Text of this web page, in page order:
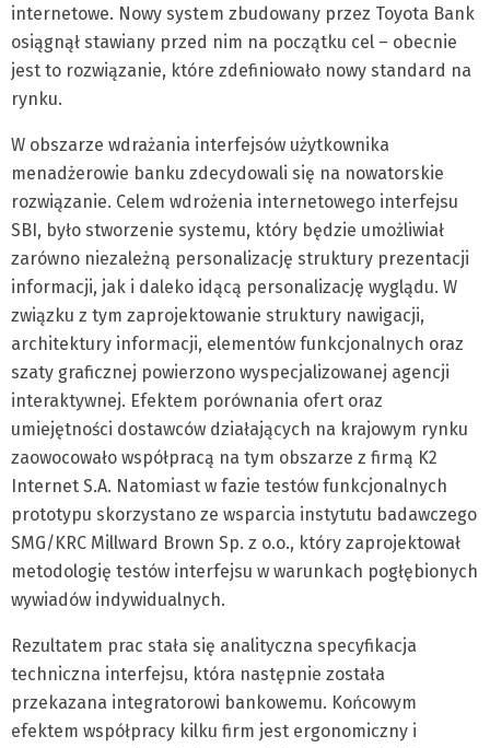
internetowe. Nowy system zbudowany przez Toyota Bank
osiągnął stawiany przed nim na początku cel – obecnie
jest to rozwiązanie, które zdefiniowało nowy standard na
rynku.
W obszarze wdrażania interfejsów użytkownika
menadżerowie banku zdecydowali się na nowatorskie
rozwiązanie. Celem wdrożenia internetowego interfejsu
SBI, było stworzenie systemu, który będzie umożliwiał
zarówno niezależną personalizację struktury prezentacji
informacji, jak i daleko idącą personalizację wyglądu. W
związku z tym zaprojektowanie struktury nawigacji,
architektury informacji, elementów funkcjonalnych oraz
szaty graficznej powierzono wyspecjalizowanej agencji
interaktywnej. Efektem porównania ofert oraz
umiejętności dostawców działających na krajowym rynku
zaowocowało współpracą na tym obszarze z firmą K2
Internet S.A. Natomiast w fazie testów funkcjonalnych
prototypu skorzystano ze wsparcia instytutu badawczego
SMG/KRC Millward Brown Sp. z o.o., który zaprojektował
metodologię testów interfejsu w warunkach pogłębionych
wywiadów indywidualnych.
Rezultatem prac stała się analityczna specyfikacja
techniczna interfejsu, która następnie została
przekazana integratorowi bankowemu. Końcowym
efektem współpracy kilku firm jest ergonomiczny i